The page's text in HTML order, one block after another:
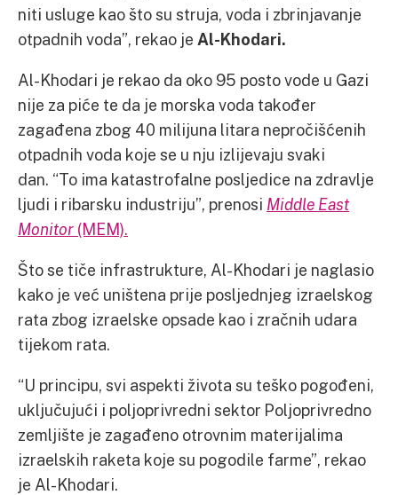
niti usluge kao što su struja, voda i zbrinjavanje
otpadnih voda”, rekao je Al-Khodari.
Al-Khodari je rekao da oko 95 posto vode u Gazi
nije za piće te da je morska voda također
zagađena zbog 40 milijuna litara nepročišćenih
otpadnih voda koje se u nju izlijevaju svaki
dan. “To ima katastrofalne posljedice na zdravlje
ljudi i ribarsku industriju”, prenosi Middle East
Monitor (MEM).
Što se tiče infrastrukture, Al-Khodari je naglasio
kako je već uništena prije posljednjeg izraelskog
rata zbog izraelske opsade kao i zračnih udara
tijekom rata.
“U principu, svi aspekti života su teško pogođeni,
uključujući i poljoprivredni sektor Poljoprivredno
zemljište je zagađeno otrovnim materijalima
izraelskih raketa koje su pogodile farme”, rekao
je Al-Khodari.